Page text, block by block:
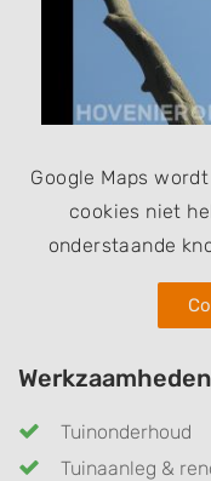
Google Maps
cookies niet
onderstaande
Werkzaamheden
Tuinonderhoud
Tuinaanleg &